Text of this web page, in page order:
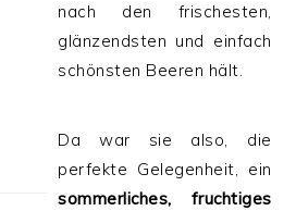
nach den frischesten,
glänzendsten und einfach
schönsten Beeren hält.
Da war sie also, die
perfekte Gelegenheit, ein
sommerliches, fruchtiges